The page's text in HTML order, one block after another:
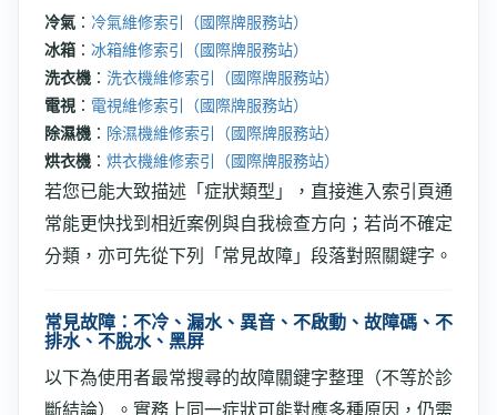
冷氣 ： 冷氣維修索引（國際牌服務站）
冰箱 ： 冰箱維修索引（國際牌服務站）
洗衣機 ： 洗衣機維修索引（國際牌服務站）
電視 ： 電視維修索引（國際牌服務站）
除濕機 ： 除濕機維修索引（國際牌服務站）
烘衣機 ： 烘衣機維修索引（國際牌服務站）
若您已能大致描述「症狀類型」，直接進入索引頁通
常能更快找到相近案例與自我檢查方向；若尚不確定
分類，亦可先從下列「常見故障」段落對照關鍵字。
常見故障：不冷、漏水、異音、不啟動、故障碼、不
排水、不脫水、黑屏
以下為使用者最常搜尋的故障關鍵字整理（不等於診
斷結論）。實務上同一症狀可能對應多種原因，仍需